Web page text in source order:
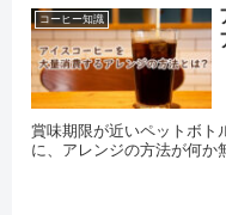
コーヒー知識
賞味期限が近いペットボト
に、アレンジの方法が何か